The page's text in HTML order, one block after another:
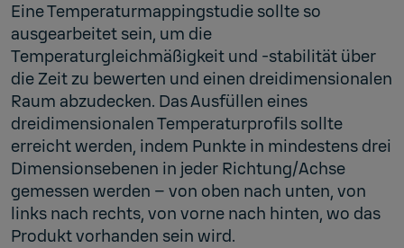
Eine Temperaturmappingstudie sollte so
ausgearbeitet sein, um die
Temperaturgleichmäßigkeit und -stabilität über
die Zeit zu bewerten und einen dreidimensionalen
Raum abzudecken. Das Ausfüllen eines
dreidimensionalen Temperaturprofils sollte
erreicht werden, indem Punkte in mindestens drei
Dimensionsebenen in jeder Richtung/Achse
gemessen werden – von oben nach unten, von
links nach rechts, von vorne nach hinten, wo das
Produkt vorhanden sein wird.